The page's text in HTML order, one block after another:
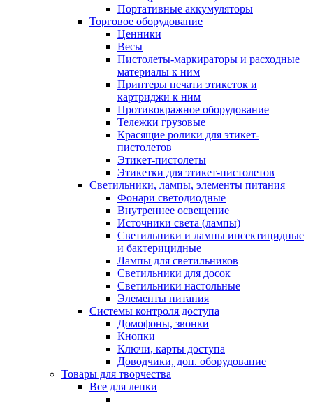
Портативные аккумуляторы
Торговое оборудование
Ценники
Весы
Пистолеты-маркираторы и расходные
материалы к ним
Принтеры печати этикеток и
картриджи к ним
Противокражное оборудование
Тележки грузовые
Красящие ролики для этикет-
пистолетов
Этикет-пистолеты
Этикетки для этикет-пистолетов
Светильники, лампы, элементы питания
Фонари светодиодные
Внутреннее освещение
Источники света (лампы)
Светильники и лампы инсектицидные
и бактерицидные
Лампы для светильников
Светильники для досок
Светильники настольные
Элементы питания
Системы контроля доступа
Домофоны, звонки
Кнопки
Ключи, карты доступа
Доводчики, доп. оборудование
Товары для творчества
Все для лепки